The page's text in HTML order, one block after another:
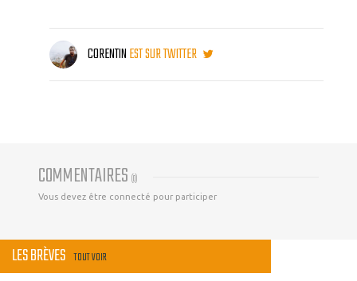
CORENTINEST SUR TWITTER
COMMENTAIRES (0)
Vous devez être connecté pour participer
LES BRÈVES TOUT VOIR